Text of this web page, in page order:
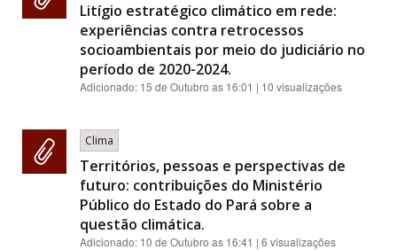
Litígio estratégico climático em rede:
experiências contra retrocessos
socioambientais por meio do judiciário no
período de 2020-2024.
Adicionado: 15 de Outubro as 16:01 | 10 visualizações
Clima
Territórios, pessoas e perspectivas de
futuro: contribuições do Ministério
Público do Estado do Pará sobre a
questão climática.
Adicionado: 10 de Outubro as 16:41 | 6 visualizações